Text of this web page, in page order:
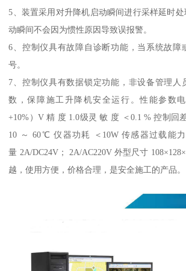
5、装置采用对升降机启动瞬间进行采样延时
动瞬间不会因为惯性原因导致误报警。
6、控制仪具有故障自诊断功能，当系统故障
号。
7、控制仪具有数据锁定功能，非设备管理人
数，保障施工升降机安全运行。性能参数
+10%）V 精 度 1.0级灵 敏 度 ＜0.1 % 控制回
10 ～ 60℃ 仪器功耗 ＜10W 传感器过载能
量 2A/DC24V； 2A/AC220V 外型尺寸
越，使用方便，价格合理，是安全施工的产品。